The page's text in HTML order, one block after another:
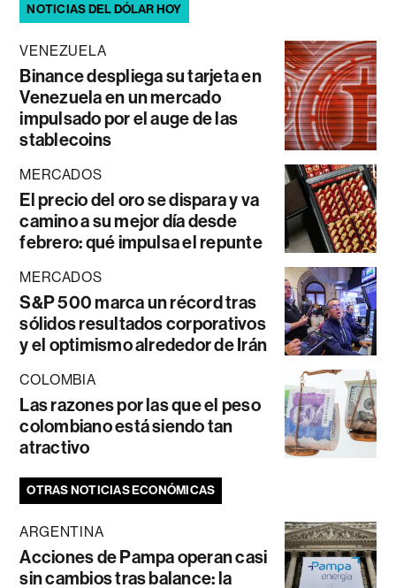
NOTICIAS DEL DÓLAR HOY
VENEZUELA
Binance despliega su tarjeta en
Venezuela en un mercado
impulsado por el auge de las
stablecoins
MERCADOS
El precio del oro se dispara y va
camino a su mejor día desde
febrero: qué impulsa el repunte
MERCADOS
S&P 500 marca un récord tras
sólidos resultados corporativos
y el optimismo alrededor de Irán
COLOMBIA
Las razones por las que el peso
colombiano está siendo tan
atractivo
OTRAS NOTICIAS ECONÓMICAS
ARGENTINA
Acciones de Pampa operan casi
sin cambios tras balance: la